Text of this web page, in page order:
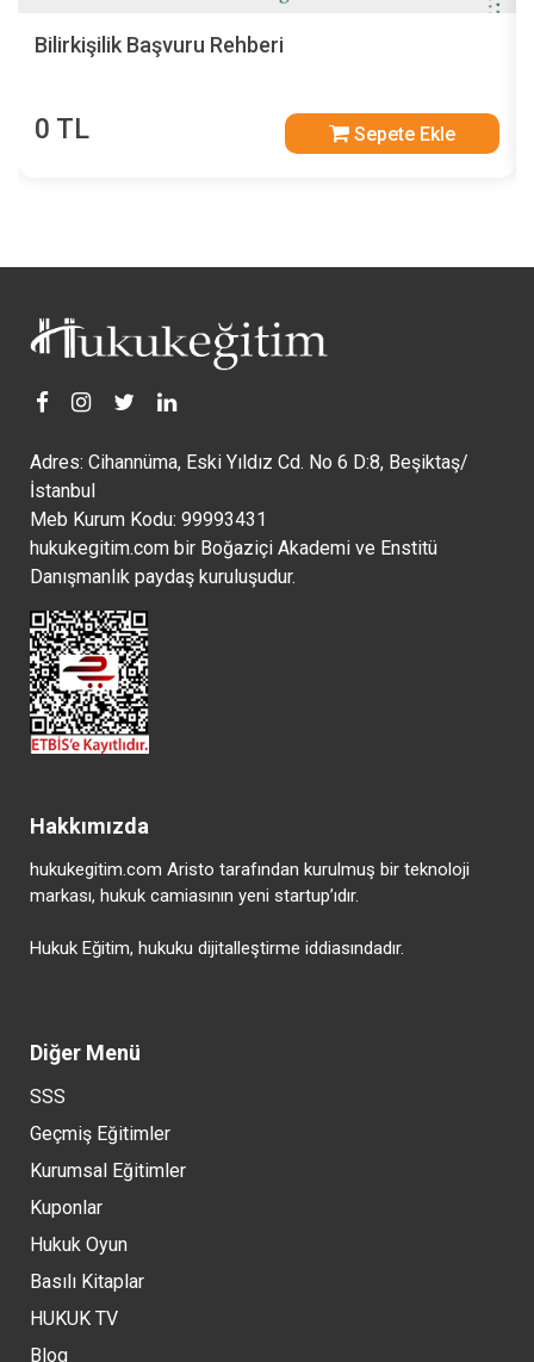
Bilirkişilik Başvuru Rehberi
0 TL Sepete Ekle
Adres: Cihannüma, Eski Yıldız Cd. No 6 D:8, Beşiktaş/
İstanbul
Meb Kurum Kodu: 99993431
hukukegitim.com bir Boğaziçi Akademi ve Enstitü
Danışmanlık paydaş kuruluşudur.
Hakkımızda
hukukegitim.com Aristo tarafından kurulmuş bir teknoloji
markası, hukuk camiasının yeni startup’ıdır.
Hukuk Eğitim, hukuku dijitalleştirme iddiasındadır.
Diğer Menü
SSS
Geçmiş Eğitimler
Kurumsal Eğitimler
Kuponlar
Hukuk Oyun
Basılı Kitaplar
HUKUK TV
Blog